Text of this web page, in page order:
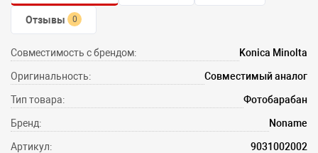
Отзывы 0
Совместимость с брендом: Konica Minolta
Оригинальность: Совместимый аналог
Тип товара: Фотобарабан
Бренд: Noname
Артикул: 9031002002